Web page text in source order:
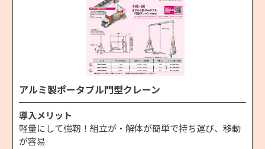
アルミ製ポータブル門型クレーン
導入メリット
軽量にして強靭！組立が・解体が簡単で持ち運び、移動
が容易